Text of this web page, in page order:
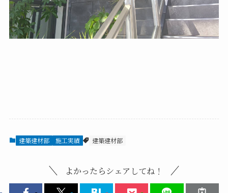
建築建材部 施工実績 建築建材部
よかったらシェアしてね！